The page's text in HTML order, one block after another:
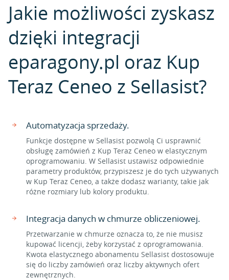
Jakie możliwości zyskasz
dzięki integracji
eparagony.pl oraz Kup
Teraz Ceneo z Sellasist?
Automatyzacja sprzedaży.
Funkcje dostępne w Sellasist pozwolą Ci usprawnić
obsługę zamówień z Kup Teraz Ceneo w elastycznym
oprogramowaniu. W Sellasist ustawisz odpowiednie
parametry produktów, przypiszesz je do tych używanych
w Kup Teraz Ceneo, a także dodasz warianty, takie jak
różne rozmiary lub kolory produktu.
Integracja danych w chmurze obliczeniowej.
Przetwarzanie w chmurze oznacza to, że nie musisz
kupować licencji, żeby korzystać z oprogramowania.
Kwota elastycznego abonamentu Sellasist dostosowuje
się do liczby zamówień oraz liczby aktywnych ofert
zewnętrznych.